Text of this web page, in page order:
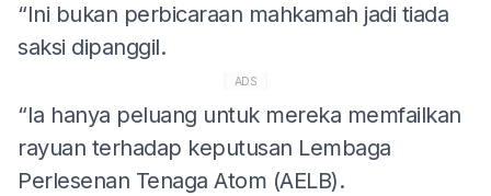
“Ini bukan perbicaraan mahkamah jadi tiada
saksi dipanggil.
ADS
“Ia hanya peluang untuk mereka memfailkan
rayuan terhadap keputusan Lembaga
Perlesenan Tenaga Atom (AELB).